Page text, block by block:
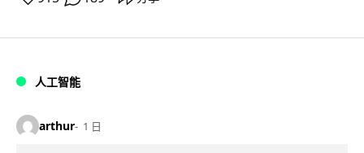
人工智能
arthur 1 日